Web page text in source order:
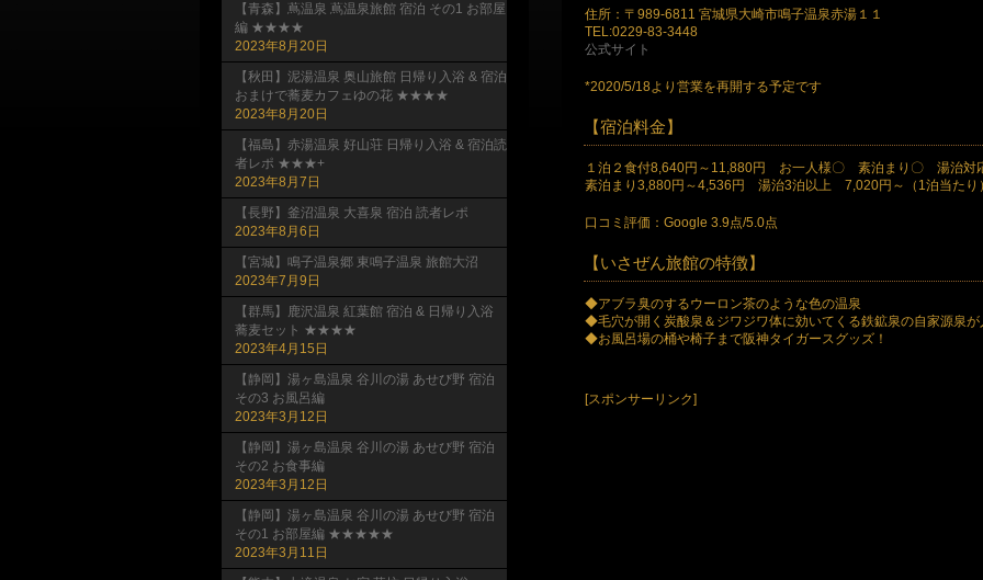
住所：〒989-6811 宮城県大崎市鳴子温泉赤湯１１
TEL:0229-83-3448
公式サイト
*2020/5/18より営業を再開する予定です
【宿泊料金】
１泊２食付8,640円～11,880円 お一人様〇 素泊まり〇 湯治
素泊まり3,880円～4,536円 湯治3泊以上 7,020円～（1泊当たり
口コミ評価：Google 3.9点/5.0点
【いさぜん旅館の特徴】
◆アブラ臭のするウーロン茶のような色の温泉
◆毛穴が開く炭酸泉＆ジワジワ体に効いてくる鉄鉱泉の自家源泉が
◆お風呂場の桶や椅子まで阪神タイガースグッズ！
[スポンサーリンク]
【青森】蔦温泉 蔦温泉旅館 宿泊 その1 お部屋
編 ★★★★
2023年8月20日
【秋田】泥湯温泉 奥山旅館 日帰り入浴 & 宿泊
おまけで蕎麦カフェゆの花 ★★★★
2023年8月20日
【福島】赤湯温泉 好山荘 日帰り入浴 & 宿泊読
者レポ ★★★+
2023年8月7日
【長野】釜沼温泉 大喜泉 宿泊 読者レポ
2023年8月6日
【宮城】鳴子温泉郷 東鳴子温泉 旅館大沼
2023年7月9日
【群馬】鹿沢温泉 紅葉館 宿泊 & 日帰り入浴
蕎麦セット ★★★★
2023年4月15日
【静岡】湯ヶ島温泉 谷川の湯 あせび野 宿泊
その3 お風呂編
2023年3月12日
【静岡】湯ヶ島温泉 谷川の湯 あせび野 宿泊
その2 お食事編
2023年3月12日
【静岡】湯ヶ島温泉 谷川の湯 あせび野 宿泊
その1 お部屋編 ★★★★★
2023年3月11日